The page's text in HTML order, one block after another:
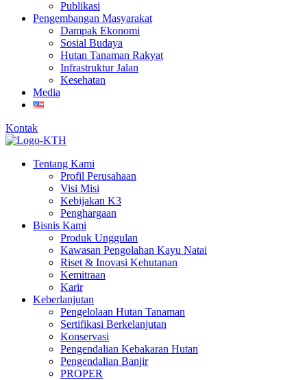
Publikasi
Pengembangan Masyarakat
Dampak Ekonomi
Sosial Budaya
Hutan Tanaman Rakyat
Infrastruktur Jalan
Kesehatan
Media
Kontak
Tentang Kami
Profil Perusahaan
Visi Misi
Kebijakan K3
Penghargaan
Bisnis Kami
Produk Unggulan
Kawasan Pengolahan Kayu Natai
Riset & Inovasi Kehutanan
Kemitraan
Karir
Keberlanjutan
Pengelolaan Hutan Tanaman
Sertifikasi Berkelanjutan
Konservasi
Pengendalian Kebakaran Hutan
Pengendalian Banjir
PROPER